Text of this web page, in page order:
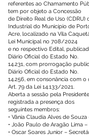
referentes ao Chamamento
tem por objeto a Concessão
de Direito Real de Uso (CDRU)
Industrial do Município de
Acre, localizado na Vila
Lei Municipal no 708/2024
e no respectivo Edital,
Diário Oficial do Estado No.
14.231, com prorrogação
Diário Oficial do Estado No.
14.256, em consonância com
Art. 79 da Lei 14.133/2021.
Aberta a sessão pela
registrada a presença dos
seguintes membros:
• Vânia Claudia Alves de Souza
• João Paulo de Aragão Lima
• Oscar Soares Junior –